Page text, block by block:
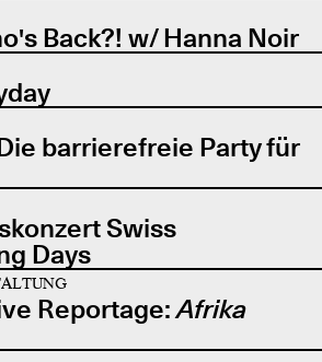
Back?! w/ Hanna Noir
barrierefreie Party für
Swiss
Days
Reportage:Afrika